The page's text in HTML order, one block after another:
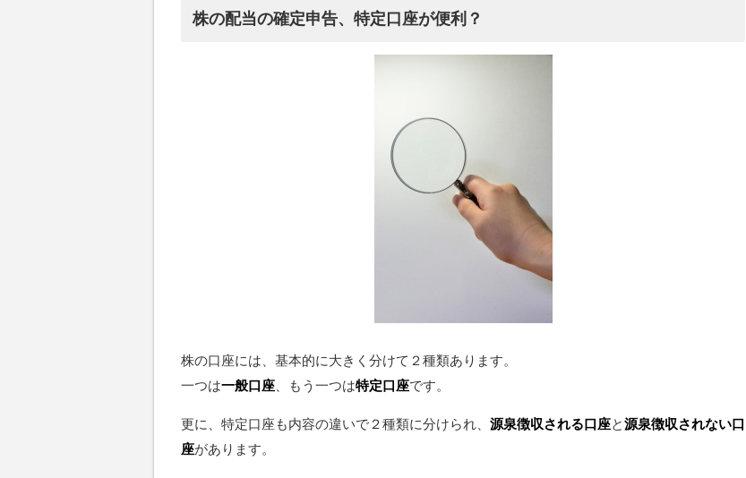
株の配当の確定申告、特定口座が便利？
株の口座には、基本的に大きく分けて２種類あります。
一つは一般口座 、もう一つは特定口座です。
更に、特定口座も内容の違いで２種類に分けられ、 源泉徴収される口座と源泉徴収されない口
座があります。